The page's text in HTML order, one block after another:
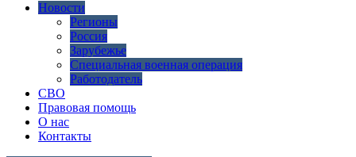
Новости
Регионы
Россия
Зарубежье
Специальная военная операция
Работодатель
СВО
Правовая помощь
О нас
Контакты